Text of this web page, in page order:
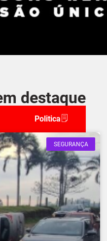
destaque
Politica
SEGURANÇA